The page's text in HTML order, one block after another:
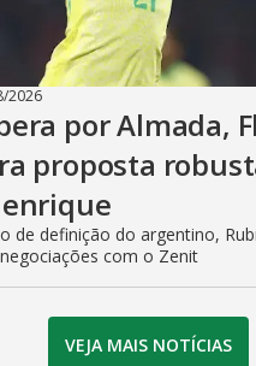
2026
por Almada,
proposta
de definição do argentino,
com o Zenit
VEJA MAIS NOTÍCIAS